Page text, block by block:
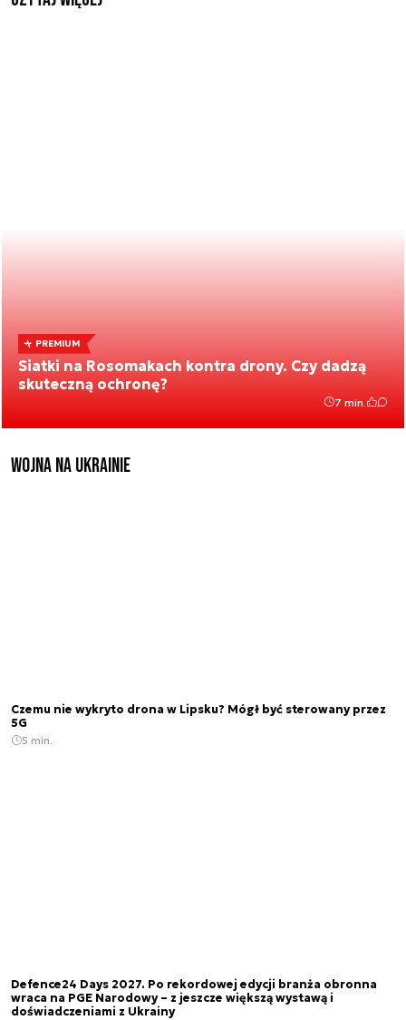
PREMIUM
Siatki na Rosomakach kontra drony. Czy dadzą
skuteczną ochronę?
7 min.
Wojna na Ukrainie
Czemu nie wykryto drona w Lipsku? Mógł być sterowany przez
5G
5 min.
Defence24 Days 2027. Po rekordowej edycji branża obronna
wraca na PGE Narodowy – z jeszcze większą wystawą i
doświadczeniami z Ukrainy